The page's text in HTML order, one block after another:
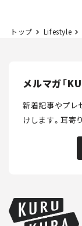
トップ Lifestyle
メルマガ「
新着記事やプレ
けします。耳寄